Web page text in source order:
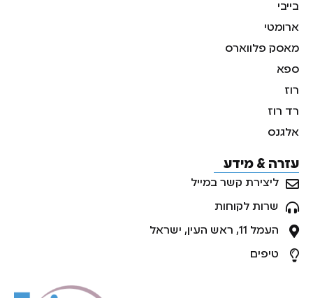
בייבי
ארומטי
מאסק פלווארס
ספא
רוז
רד רוז
אלגנס
עזרה & מידע
ליצירת קשר במייל
שרות לקוחות
העמל 11, ראש העין, ישראל
טיפים